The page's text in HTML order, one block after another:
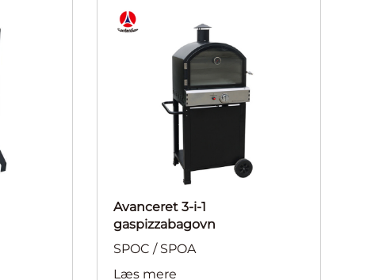
Avanceret 3-i-1
gaspizzabagovn
SPOC / SPOA
Læs mere